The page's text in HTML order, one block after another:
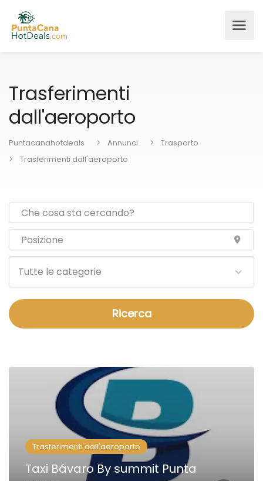
Trasferimenti
dall'aeroporto
Puntacanahotdeals Annunci
Trasporto
Trasferimenti dall'aeroporto
Tutte le categorie
Ricerca
Trasferimenti dall'aeroporto
Taxi Bávaro By summit Punta